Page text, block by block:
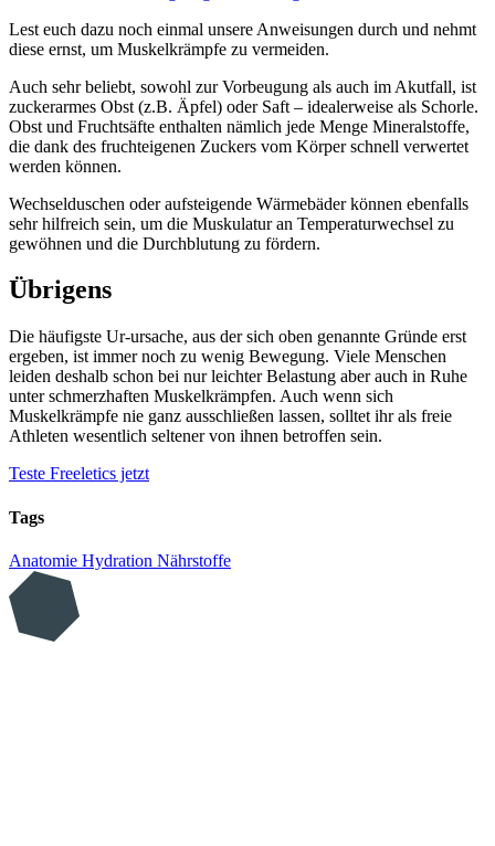
Lest euch dazu noch einmal unsere Anweisungen durch und nehmt
diese ernst, um Muskelkrämpfe zu vermeiden.
Auch sehr beliebt, sowohl zur Vorbeugung als auch im Akutfall, ist
zuckerarmes Obst (z.B. Äpfel) oder Saft – idealerweise als Schorle.
Obst und Fruchtsäfte enthalten nämlich jede Menge Mineralstoffe,
die dank des fruchteigenen Zuckers vom Körper schnell verwertet
werden können.
Wechselduschen oder aufsteigende Wärmebäder können ebenfalls
sehr hilfreich sein, um die Muskulatur an Temperaturwechsel zu
gewöhnen und die Durchblutung zu fördern.
Übrigens
Die häufigste Ur-ursache, aus der sich oben genannte Gründe erst
ergeben, ist immer noch zu wenig Bewegung. Viele Menschen
leiden deshalb schon bei nur leichter Belastung aber auch in Ruhe
unter schmerzhaften Muskelkrämpfen. Auch wenn sich
Muskelkrämpfe nie ganz ausschließen lassen, solltet ihr als freie
Athleten wesentlich seltener von ihnen betroffen sein.
Teste Freeletics jetzt
Tags
Anatomie Hydration Nährstoffe